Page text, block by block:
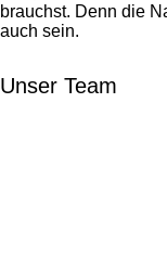
brauchst. Denn die
auch sein.
Unser Team